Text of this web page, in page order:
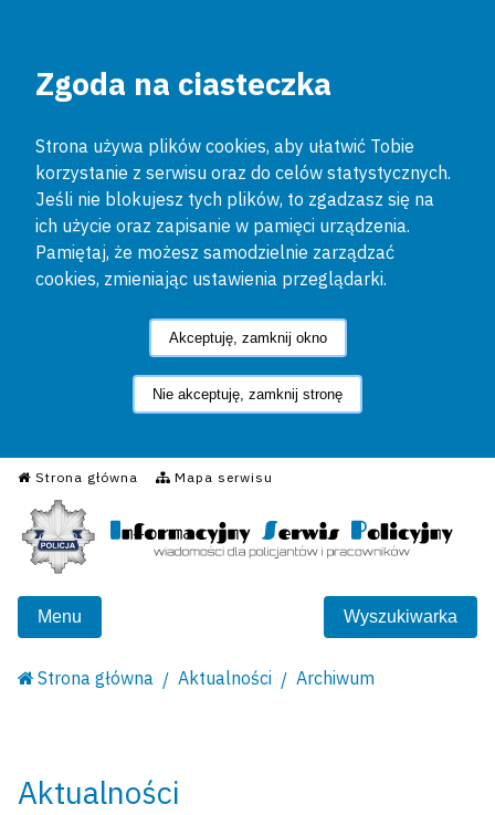
Zgoda na ciasteczka
Strona używa plików cookies, aby ułatwić Tobie
korzystanie z serwisu oraz do celów statystycznych.
Jeśli nie blokujesz tych plików, to zgadzasz się na
ich użycie oraz zapisanie w pamięci urządzenia.
Pamiętaj, że możesz samodzielnie zarządzać
cookies, zmieniając ustawienia przeglądarki.
Akceptuję, zamknij okno
Nie akceptuję, zamknij stronę
Strona główna Mapa serwisu
Informacyjny Serwis
Menu Wyszukiwarka
Strona główna Aktualności Archiwum
Aktualności